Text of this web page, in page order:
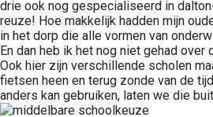
drie ook nog gespecialiseerd in
reuze! Hoe makkelijk hadden mijn
in het dorp die alle vormen van
En dan heb ik het nog niet gehad over
Ook hier zijn verschillende scholen
fietsen heen en terug zonde van de
anders kan gebruiken, laten we die